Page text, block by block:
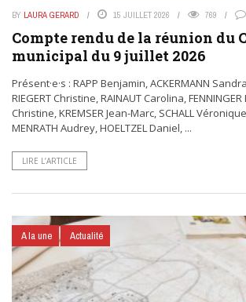
BY LAURA GERARD 15 JUILLET 2026 769
Compte rendu de la réunion du
municipal du 9 juillet 2026
Présent·e·s : RAPP Benjamin, ACKERMANN
RIEGERT Christine, RAINAUT Carolina, FENNINGER
Christine, KREMSER Jean-Marc, SCHALL
MENRATH Audrey, HOELTZEL Daniel, ...
LIRE L’ARTICLE
A la une Actualité